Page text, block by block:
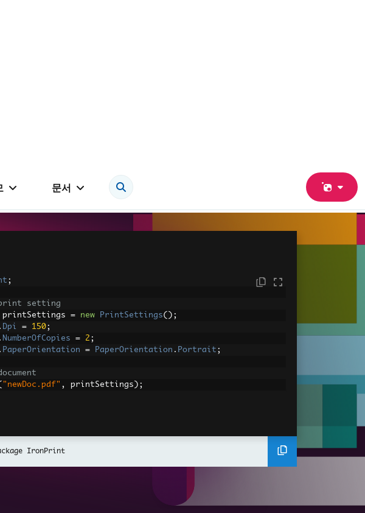
문서
;
setting
printSettings = new PrintSettings();
. Dpi = 150;
. NumberOfCopies = 2 ;
. PaperOrientation = PaperOrientation . Portrait ;
"newDoc.pdf" , printSettings );
IronPrint